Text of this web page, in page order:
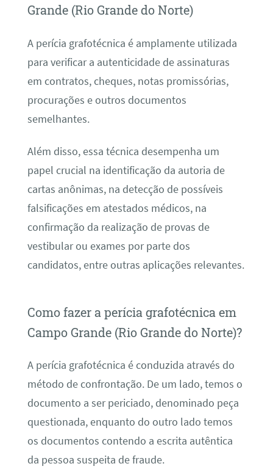
Grande (Rio Grande do Norte)
A perícia grafotécnica é amplamente utilizada
para verificar a autenticidade de assinaturas
em contratos, cheques, notas promissórias,
procurações e outros documentos
semelhantes.
Além disso, essa técnica desempenha um
papel crucial na identificação da autoria de
cartas anônimas, na detecção de possíveis
falsificações em atestados médicos, na
confirmação da realização de provas de
vestibular ou exames por parte dos
candidatos, entre outras aplicações relevantes.
Como fazer a perícia grafotécnica em
Campo Grande (Rio Grande do Norte)?
A perícia grafotécnica é conduzida através do
método de confrontação. De um lado, temos o
documento a ser periciado, denominado peça
questionada, enquanto do outro lado temos
os documentos contendo a escrita autêntica
da pessoa suspeita de fraude.